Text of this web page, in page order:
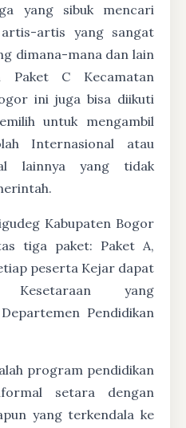
yang sibuk mencari
artis yang sangat
dimana-mana dan lain
Paket C Kecamatan
ini juga bisa diikuti
untuk mengambil
Internasional atau
lainnya yang tidak
Kabupaten Bogor
tiga paket: Paket A,
peserta Kejar dapat
yang
Pendidikan
program pendidikan
setara dengan
yang terkendala ke